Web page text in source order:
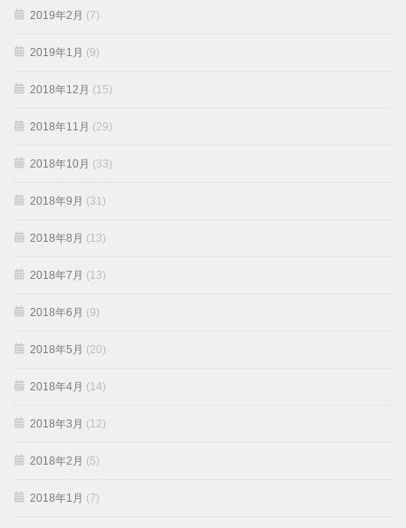
2019年2月 (7)
2019年1月 (9)
2018年12月 (15)
2018年11月 (29)
2018年10月 (33)
2018年9月 (31)
2018年8月 (13)
2018年7月 (13)
2018年6月 (9)
2018年5月 (20)
2018年4月 (14)
2018年3月 (12)
2018年2月 (5)
2018年1月 (7)